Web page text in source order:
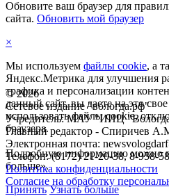
©2026
Сетевое издание "вологда.рф"
Учредитель: МАУ "ИИЦ
Главный редактор - Спиричев
Электронная почта:
Телефон: (8172) 21-20-38, 8-958-
Политика конфиденциальности
Согласие на обработку
Обновите ваш браузер для
сайта. Обновить мой браузер
×
Мы используем файлы cookie, а
Яндекс.Метрика для улучшения
трафика и персонализации
данный сайт, вы даете на это
использовать файлы cookie,
браузера.
Подробную информацию можно
больше».
Принять Узнать больше